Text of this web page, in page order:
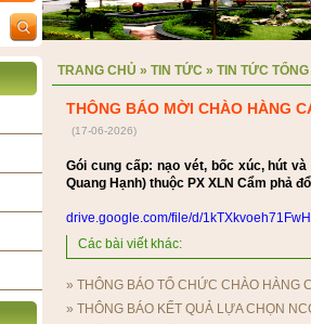
TRỤ SỞ NHÀ ĐIỀU HÀNH SẢN
TRANG CHỦ » TIN TỨC » TIN TỨC
THÔNG BÁO MỜI CHÀO HÀNG
(17-06-2026)
Gói cung cấp: nạo vét, bốc xúc, hút
Quang Hạnh) thuộc PX XLN Cẩm phả
drive.google.com/file/d/
Các bài viết khác:
» THÔNG BÁO TỔ CHỨC CHÀO HÀNG
» THÔNG BÁO KẾT QUẢ LỰA CHỌN